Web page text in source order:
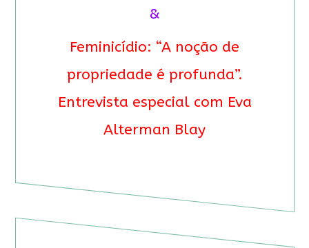
&
Feminicídio: “A noção de
propriedade é profunda”.
Entrevista especial com Eva
Alterman Blay